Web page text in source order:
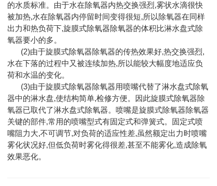
的水质标准。由于水在除氧器内热交换强烈,雾状水滴很快
被加热,水在除氧器内停留时间变得很短,所以除氧器在同样
出力和热负荷下,旋膜式除氧器除氧器的体积比淋水盘式除
氧器要小的多。
(2)由于旋膜式除氧器除氧器的传热效果好,热交换强烈,
水在下落的过程中又被连续加热,所以能较大幅度地适应负
荷和水温的变化。
(3)由于旋膜式除氧器除氧器用喷嘴代替了淋水盘式除氧
器中的淋水盘,使结构简单,检修方便。因此旋膜式除氧器除
氧器已取代了淋水盘式除氧器。喷嘴是旋膜式除氧器除氧器
关键的部件,常用的喷嘴型式有固定式和弹簧式。固定式喷
嘴阻力大,不可调节,对负荷的适应性差,虽然额定出力时喷嘴
雾化状况好,但低负荷时雾化得很差,甚至不能雾化,造成除氧
效果恶化。